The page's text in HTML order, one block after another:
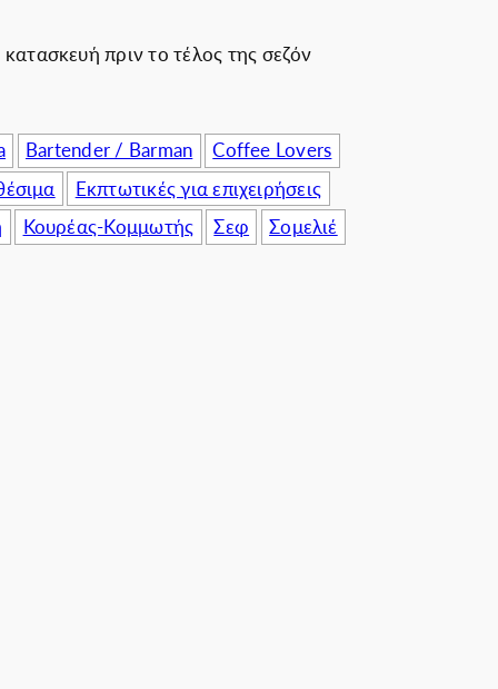
πριν το τέλος της σεζόν
Bartender / Barman
Coffee Lovers
Εκπτωτικές για επιχειρήσεις
Κουρέας-Κομμωτής Σεφ Σομελιέ